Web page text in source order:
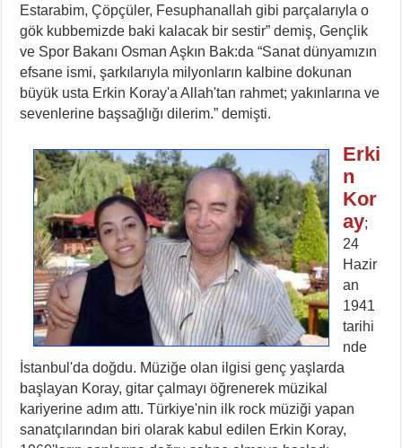
Estarabim, Çöpçüler, Fesuphanallah gibi parçalarıyla o
gök kubbemizde baki kalacak bir sestir” demiş, Gençlik
ve Spor Bakanı Osman Aşkın Bak:da “Sanat dünyamızın
efsane ismi, şarkılarıyla milyonların kalbine dokunan
büyük usta Erkin Koray'a Allah'tan rahmet; yakınlarına ve
sevenlerine başsağlığı dilerim.” demişti.
Erki
n
Kor
ay;
24
Hazir
an
1941
tarihi
nde
İstanbul'da doğdu. Müziğe olan ilgisi genç yaşlarda
başlayan Koray, gitar çalmayı öğrenerek müzikal
kariyerine adım attı. Türkiye'nin ilk rock müziği yapan
sanatçılarından biri olarak kabul edilen Erkin Koray,